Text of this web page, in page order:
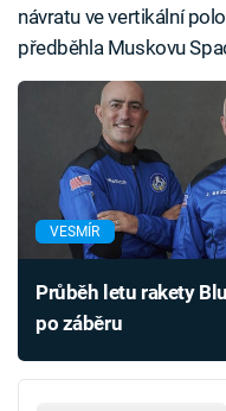
návratu ve vertikální
předběhla Muskovu
VESMÍR
Průběh letu rakety
po záběru